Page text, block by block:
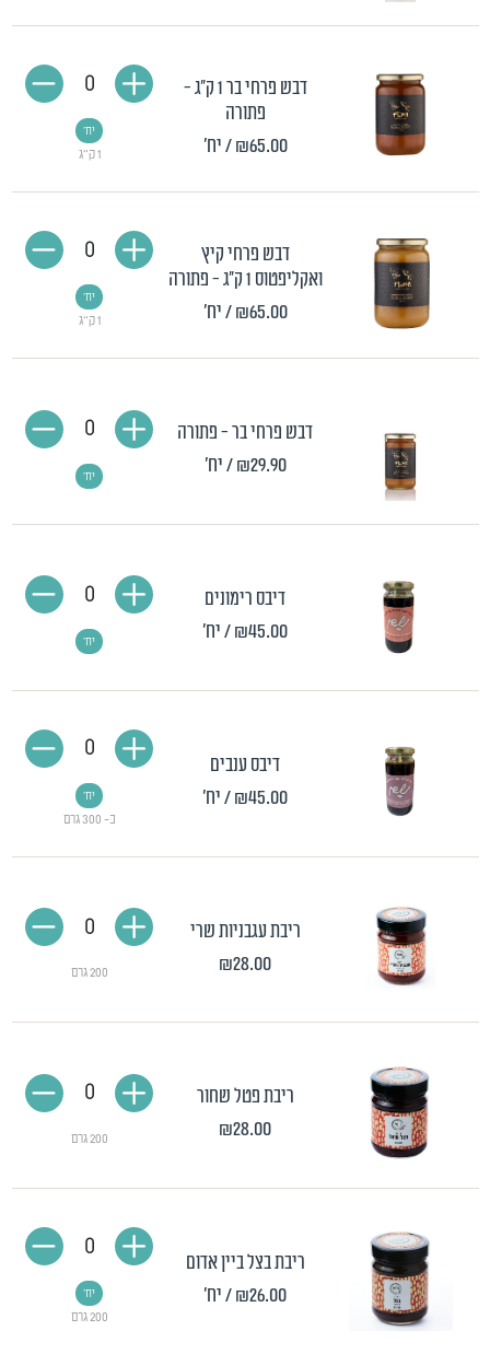
דבש פרחי בר 1 ק"ג -
פתורה
₪65.00 / יח' 1 ק"ג
יח'
0
דבש פרחי קיץ
ואקליפטוס 1 ק"ג - פתורה
₪65.00 / יח' 1 ק"ג
יח'
0
דבש פרחי בר - פתורה
₪29.90 / יח' יח'
0
דיבס רימונים
₪45.00/ יח' יח'
0
דיבס ענבים
₪45.00/ יח'
כ- 300 גרם
יח'
0
ריבת עגבניות שרי
₪28.00
200 גרם
0
ריבת פטל שחור
₪28.00
200 גרם
0
ריבת בצל ביין אדום
₪26.00/ יח'
200 גרם
יח'
0